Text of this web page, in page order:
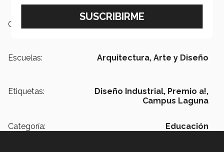
Campus:
Escuelas: Arquitectura, Arte y Diseño
Etiquetas: Diseño Industrial, Premio a!,
Campus Laguna
Categoría: Educación